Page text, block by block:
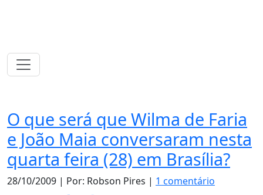
O que será que Wilma de Faria
e João Maia conversaram nesta
quarta feira (28) em Brasília?
28/10/2009 | Por: Robson Pires | 1 comentário